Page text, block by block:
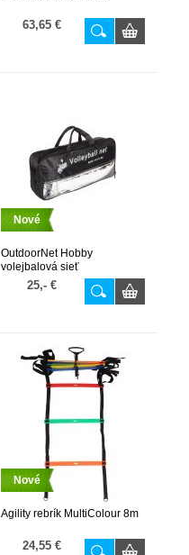
63,65 €
Nové
OutdoorNet Hobby
volejbalová sieť
25,- €
Nové
Agility rebrík MultiColour 8m
24,55 €